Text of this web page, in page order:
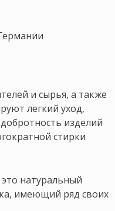
и сырья, а также
легкий уход,
изделий
стирки
натуральный
имеющий ряд своих